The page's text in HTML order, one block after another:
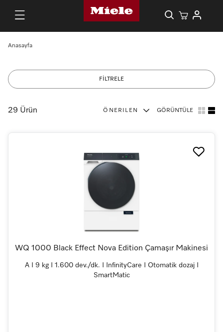
Anasayfa
FİLTRELE
29 Ürün ÖNERILEN GÖRÜNTÜLE
WQ 1000 Black Effect Nova Edition Çamaşır Makinesi
A I 9 kg I 1.600 dev./dk. I InfinityCare I Otomatik dozaj I
SmartMatic